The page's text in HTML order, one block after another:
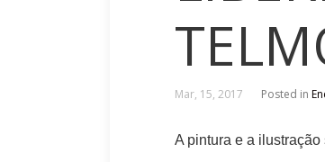
Mar, 15, 2017 Posted in
A pintura e a